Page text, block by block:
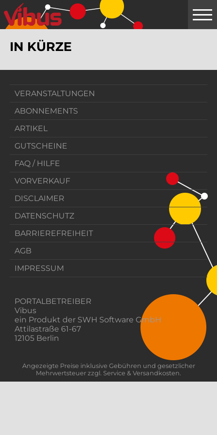
Springe
zum
Hauptinhalt
IN KÜRZE
VERANSTALTUNGEN
ABONNEMENTS
ARTIKEL
GUTSCHEINE
FAQ / HILFE
VORVERKAUF
DISCLAIMER
DATENSCHUTZ
BARRIEREFREIHEIT
AGB
IMPRESSUM
PORTALBETREIBER
Vibus
ein Produkt der SWH Software GmbH
Attilastraße 61-67
12105 Berlin
Angezeigte Preise inklusive Gebühren und gesetzlicher
Mehrwertsteuer zzgl. Service & Versandkosten.